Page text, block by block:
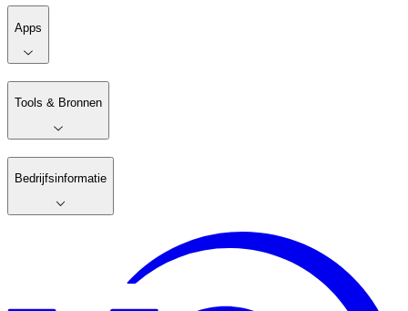
Apps
Tools & Bronnen
Bedrijfsinformatie